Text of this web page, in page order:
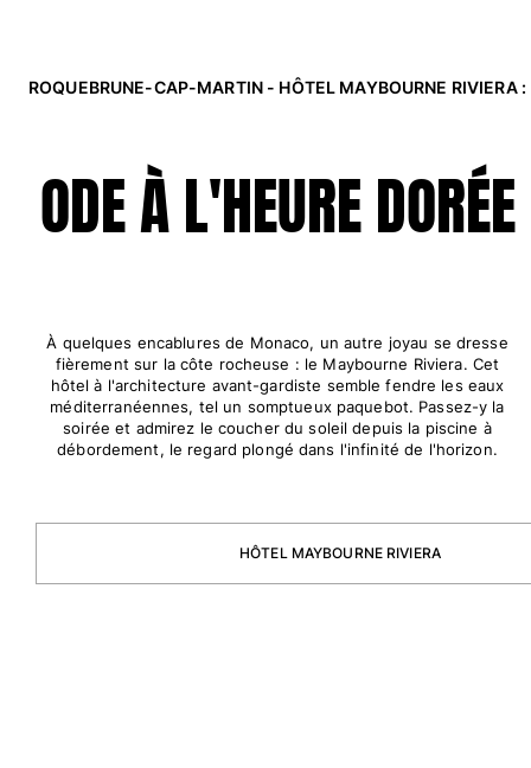
Fille
Tous les articles
T-shirts Anti UV
Bikinis
Bébé
Bas
Tous les articles
Combinaisons
ROQUEBRUNE-CAP-MARTIN - HÔTEL MAYBOURNE RIVIERA :
ODE À L'HEURE DORÉE
À quelques encablures de Monaco, un autre joyau se dresse
fièrement sur la côte rocheuse : le Maybourne Riviera. Cet
hôtel à l'architecture avant-gardiste semble fendre les eaux
méditerranéennes, tel un somptueux paquebot. Passez-y la
soirée et admirez le coucher du soleil depuis la piscine à
débordement, le regard plongé dans l'infinité de l'horizon.
HÔTEL MAYBOURNE RIVIERA